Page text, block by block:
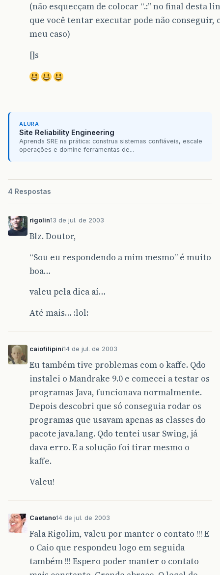
(não esquecçam de colocar “.:” no final desta
que você tentar executar pode não conseguir,
meu caso)
[]s
ALURA
Site Reliability Engineering
Aprenda SRE na prática: construa sistemas confiáveis, escale
operações e domine ferramentas de...
4 Respostas
rigolin13 de jul. de 2003
Blz. Doutor,
“Sou eu respondendo a mim mesmo” é muito
boa…
valeu pela dica aí…
Até mais… :lol:
caiofilipini14 de jul. de 2003
Eu também tive problemas com o kaffe. Qdo
instalei o Mandrake 9.0 e comecei a testar os
programas Java, funcionava normalmente.
Depois descobri que só conseguia rodar os
programas que usavam apenas as classes do
pacote java.lang. Qdo tentei usar Swing, já
dava erro. E a solução foi tirar mesmo o
kaffe.
Valeu!
Caetano14 de jul. de 2003
Fala Rigolim, valeu por manter o contato !!! E
o Caio que respondeu logo em seguida
também !!! Espero poder manter o contato